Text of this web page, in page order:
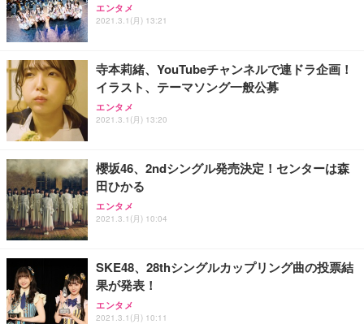
エンタメ
2021.3.1(月) 13:21
寺本莉緒、YouTubeチャンネルで連ドラ企画！
イラスト、テーマソング一般公募
エンタメ
2021.3.1(月) 13:20
櫻坂46、2ndシングル発売決定！センターは森
田ひかる
エンタメ
2021.3.1(月) 10:04
SKE48、28thシングルカップリング曲の投票結
果が発表！
エンタメ
2021.3.1(月) 10:11